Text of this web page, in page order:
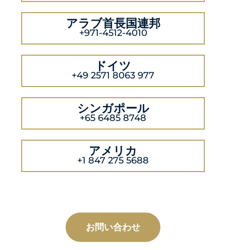
アラブ首長国連邦
+971-4512-4010
ドイツ
+49 2571 8063 977
シンガポール
+65 6485 8748
アメリカ
+1 847 275 5688
お問い合わせ